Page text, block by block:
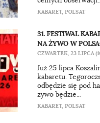
KABARET, POLSAT
31. FESTIWAL
NA ŻYWO W
CZWARTEK, 23 LIPCA
Już 25 lipca
kabaretu.
odbędzie się pod
żywo będzie...
KABARET, POLSAT